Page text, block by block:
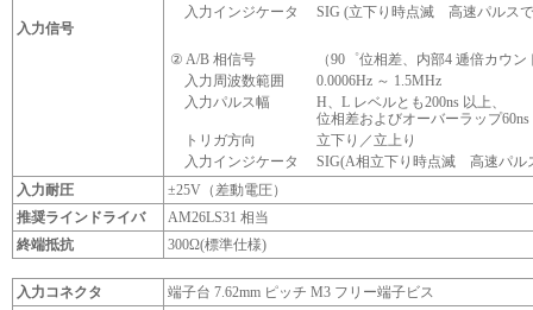
入力信号
入力インジケータ
SIG (立下り時点滅 高速パルス
② A/B 相信号
（90゜位相差、内部4 逓倍カウン
入力周波数範囲
0.0006Hz ～ 1.5MHz
入力パルス幅
H、L レベルとも200ns 以上、
位相差およびオーバーラップ60ns
トリガ方向
立下り／立上り
入力インジケータ
SIG(A相立下り時点滅 高速パル
入力耐圧
±25V（差動電圧）
推奨ラインドライバ
AM26LS31 相当
終端抵抗
300Ω(標準仕様)
入力コネクタ 端子台 7.62mm ピッチ M3 フリー端子ビス